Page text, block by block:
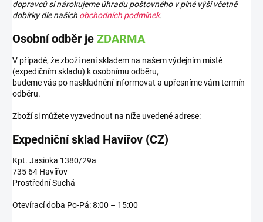
dopravců si nárokujeme úhradu poštovného v plné výši včetně
dobírky dle našich obchodních podmínek.
Osobní odběr je ZDARMA
V případě, že zboží není skladem na našem výdejním místě
(expedičním skladu) k osobnímu odběru,
budeme vás po naskladnění informovat a upřesníme vám termín
odběru.
Zboží si můžete vyzvednout na níže uvedené adrese:
Expedniční sklad Havířov (CZ)
Kpt. Jasioka 1380/29a
735 64 Havířov
Prostřední Suchá
Otevírací doba Po-Pá: 8:00 – 15:00